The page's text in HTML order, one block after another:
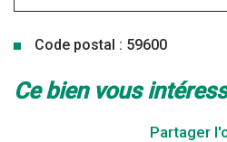
Code postal : 59600
la ville de maubeuge
ce bien vous
Partager